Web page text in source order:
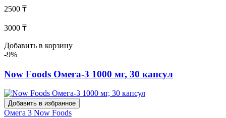
2500 ₸
3000 ₸
Добавить в корзину
-9%
Now Foods Омега-3 1000 мг, 30 капсул
Добавить в избранное
Омега 3 Now Foods